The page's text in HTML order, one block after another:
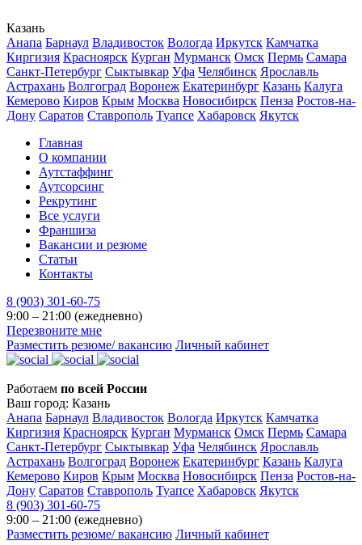
Казань
Анапа Барнаул Владивосток Вологда Иркутск Камчатка
Киргизия Красноярск Курган Мурманск Омск Пермь Самара
Санкт-Петербург Сыктывкар Уфа Челябинск Ярославль
Астрахань Волгоград Воронеж Екатеринбург Казань Калуга
Кемерово Киров Крым Москва Новосибирск Пенза Ростов-на-
Дону Саратов Ставрополь Туапсе Хабаровск Якутск
Главная
О компании
Аутстаффинг
Аутсорсинг
Рекрутинг
Все услуги
Франшиза
Вакансии и резюме
Статьи
Контакты
8 (903) 301-60-75
9:00 – 21:00 (ежедневно)
Перезвоните мне
Разместить резюме/ вакансию Личный кабинет
Работаем по всей России
Ваш город: Казань
Анапа Барнаул Владивосток Вологда Иркутск Камчатка
Киргизия Красноярск Курган Мурманск Омск Пермь Самара
Санкт-Петербург Сыктывкар Уфа Челябинск Ярославль
Астрахань Волгоград Воронеж Екатеринбург Казань Калуга
Кемерово Киров Крым Москва Новосибирск Пенза Ростов-на-
Дону Саратов Ставрополь Туапсе Хабаровск Якутск
8 (903) 301-60-75
9:00 – 21:00 (ежедневно)
Разместить резюме/ вакансию Личный кабинет